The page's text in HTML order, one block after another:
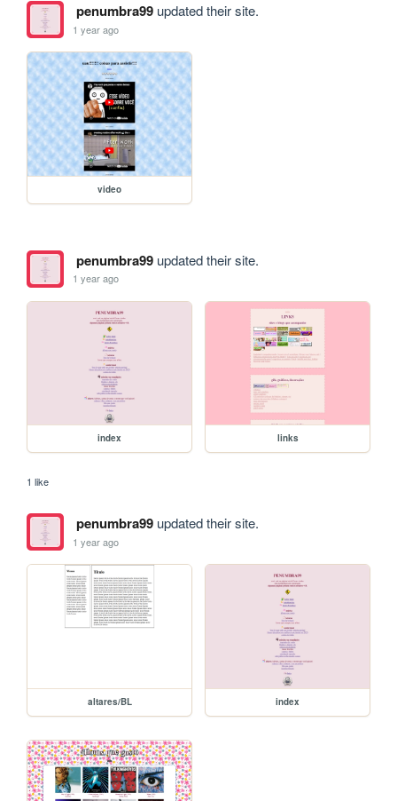
penumbra99updated their site.
1 year ago
video
penumbra99updated their site.
1 year ago
index links
1 like
penumbra99updated their site.
1 year ago
altares/BL index